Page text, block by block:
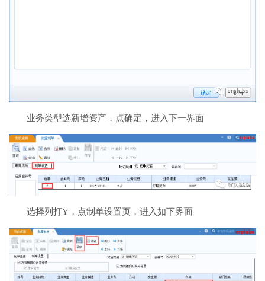
业务类型选新增资产，点确定，进入下一界面
选择列打Y，点制单设置页，进入如下界面